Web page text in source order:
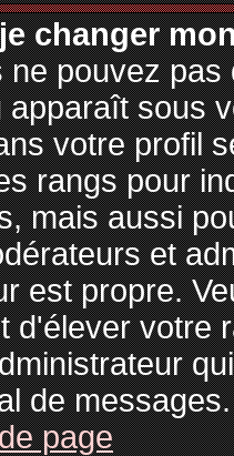
changer
ne pouvez
sous
votre profil
rangs pour
mais aussi
et
est propre.
d'élever votre
de messages.
page